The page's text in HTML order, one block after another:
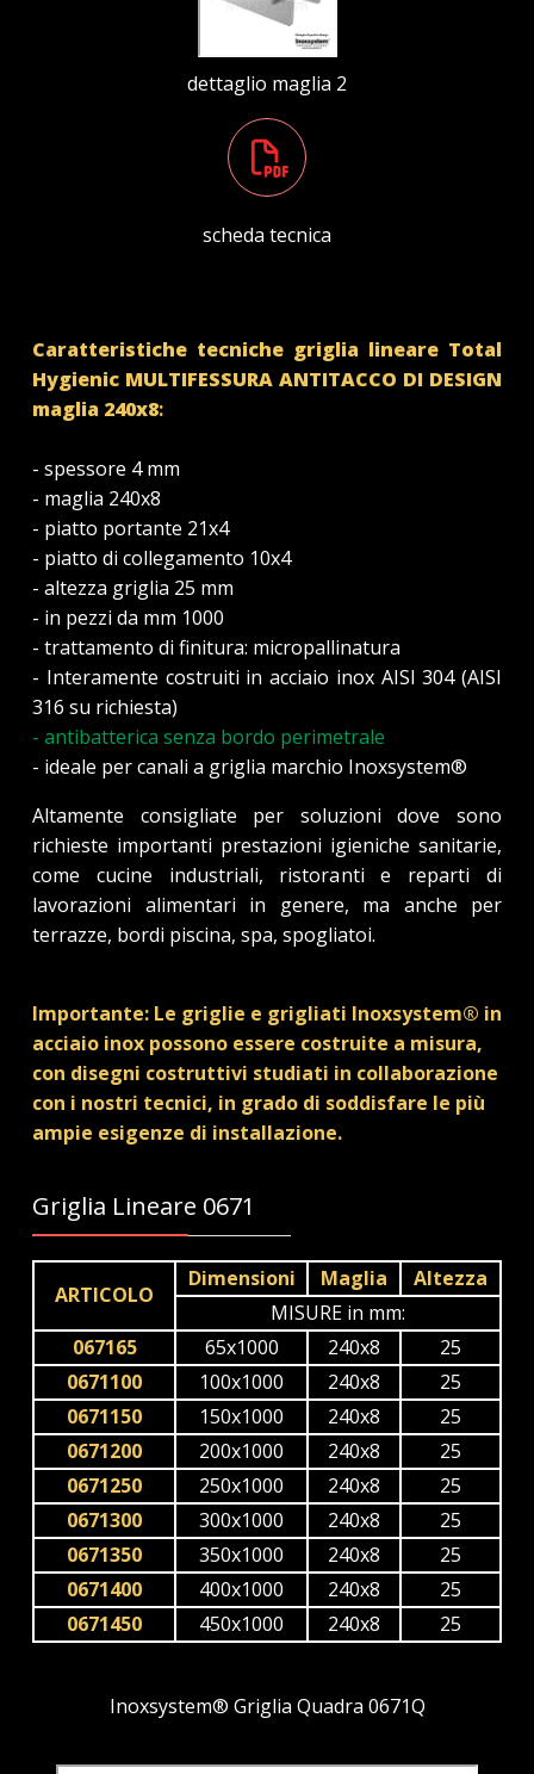
dettaglio maglia 2
scheda tecnica
Caratteristiche tecniche griglia lineare Total
Hygienic MULTIFESSURA ANTITACCO DI DESIGN
maglia 240x8:
- spessore 4 mm
- maglia 240x8
- piatto portante 21x4
- piatto di collegamento 10x4
- altezza griglia 25 mm
- in pezzi da mm 1000
- trattamento di finitura: micropallinatura
- Interamente costruiti in acciaio inox AISI 304 (AISI
316 su richiesta)
- antibatterica senza bordo perimetrale
- ideale per canali a griglia marchio Inoxsystem®
Altamente consigliate per soluzioni dove sono
richieste importanti prestazioni igieniche sanitarie,
come cucine industriali, ristoranti e reparti di
lavorazioni alimentari in genere, ma anche per
terrazze, bordi piscina, spa, spogliatoi.
Importante: Le griglie e grigliati Inoxsystem® in
acciaio inox possono essere costruite a misura,
con disegni costruttivi studiati in collaborazione
con i nostri tecnici, in grado di soddisfare le più
ampie esigenze di installazione.
Griglia Lineare 0671
ARTICOLO
Dimensioni Maglia
Altezza
MISURE in mm:
067165
65x1000 240x8
25
0671100
100x1000 240x8
25
0671150
150x1000 240x8
25
0671200
200x1000 240x8
25
0671250
250x1000 240x8
25
0671300
300x1000 240x8
25
0671350
350x1000 240x8
25
0671400
400x1000 240x8
25
0671450
450x1000 240x8 25
Inoxsystem® Griglia Quadra 0671Q